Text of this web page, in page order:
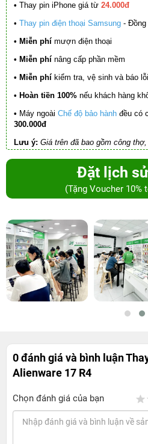
• Thay pin iPhone giá từ 24.000đ
• Thay pin điện thoại Samsung - Đồng
• Miễn phí mượn điện thoại
• Miễn phí nâng cấp phần mềm
• Miễn phí kiểm tra, vệ sinh và báo
• Hoàn tiền 100% nếu khách hàng
• Máy ngoài Chế độ bảo hành đều có
300.000đ
Lưu ý: Giá trên đã bao gồm công
Đặt lịch
(Tặng Voucher 10%
0 đánh giá và bình luận
Alienware 17 R4
Chọn đánh giá của bạn